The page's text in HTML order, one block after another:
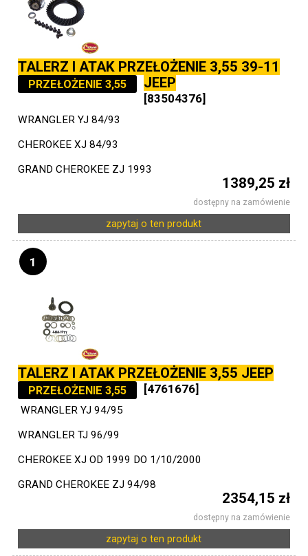
TALERZ I ATAK PRZEŁOŻENIE 3,55 39-11
JEEP
PRZEŁOŻENIE 3,55
[83504376]
WRANGLER YJ 84/93
CHEROKEE XJ 84/93
GRAND CHEROKEE ZJ 1993
1389,25 zł
dostępny na zamówienie
zapytaj o ten produkt
1
TALERZ I ATAK PRZEŁOŻENIE 3,55 JEEP
PRZEŁOŻENIE 3,55 [4761676]
WRANGLER YJ 94/95
WRANGLER TJ 96/99
CHEROKEE XJ OD 1999 DO 1/10/2000
GRAND CHEROKEE ZJ 94/98
2354,15 zł
dostępny na zamówienie
zapytaj o ten produkt